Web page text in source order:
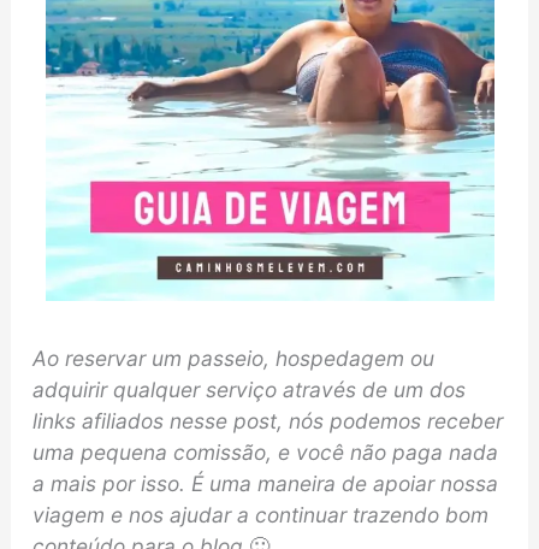
Ao reservar um passeio, hospedagem ou
adquirir qualquer serviço através de um dos
links afiliados nesse post, nós podemos receber
uma pequena comissão, e você não paga nada
a mais por isso. É uma maneira de apoiar nossa
viagem e nos ajudar a continuar trazendo bom